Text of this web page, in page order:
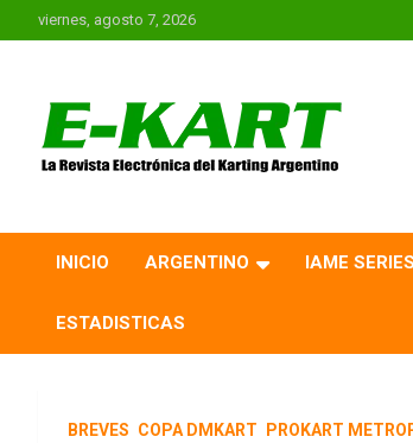
al
viernes, agosto 7, 2026
Revista
Karting en
INICIO ARGENTINO IAME
ESTADISTICAS
BREVES COPA DMKART PROKART